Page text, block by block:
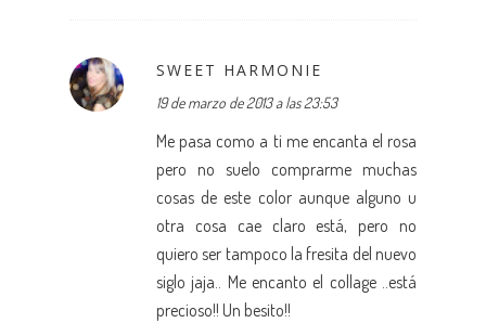
SWEET HARMONIE
19 de marzo de 2013 a las 23:53
Me pasa como a ti me encanta el rosa
pero no suelo comprarme muchas
cosas de este color aunque alguno u
otra cosa cae claro está, pero no
quiero ser tampoco la fresita del nuevo
siglo jaja.. Me encanto el collage ..está
precioso!! Un besito!!